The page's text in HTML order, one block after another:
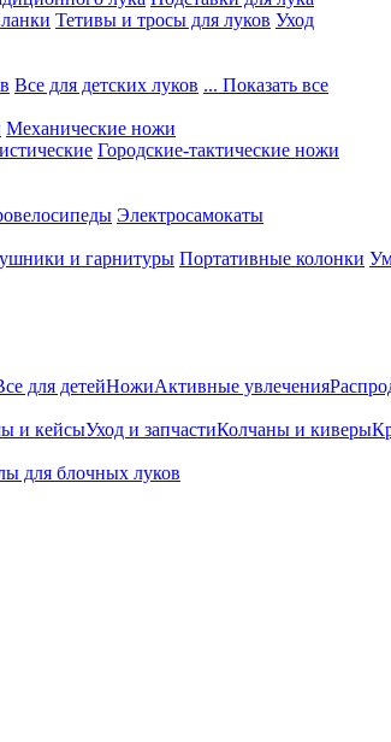
Тетивы и тросы для луков Уход
Все для детских луков ... Показать все
Механические ножи
Городские-тактические ножи
Электросамокаты
и гарнитуры Портативные колонки
для детейНожиАктивные увлечения
и кейсыУход и запчастиКолчаны и киверы
для блочных луков